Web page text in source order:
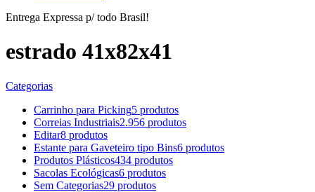
Entrega Expressa p/ todo Brasil!
estrado 41x82x41
Categorias
Carrinho para Picking5 produtos
Correias Industriais2.956 produtos
Editar8 produtos
Estante para Gaveteiro tipo Bins6 produtos
Produtos Plásticos434 produtos
Sacolas Ecológicas6 produtos
Sem Categorias29 produtos